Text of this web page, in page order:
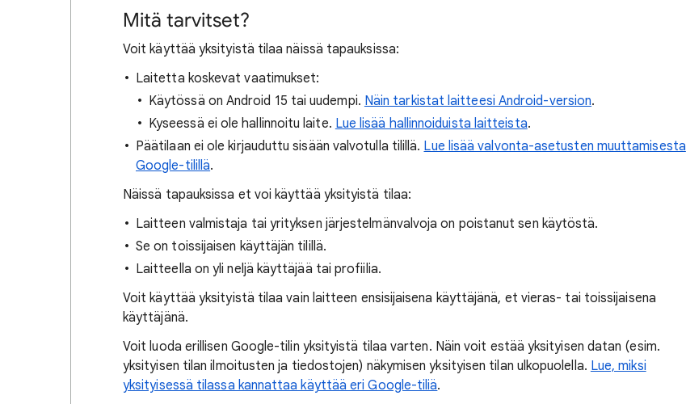
Mitä tarvitset?
Voit käyttää yksityistä tilaa näissä tapauksissa:
Laitetta koskevat vaatimukset:
Käytössä on Android 15 tai uudempi. Näin tarkistat laitteesi Android-version.
Kyseessä ei ole hallinnoitu laite. Lue lisää hallinnoiduista laitteista.
Päätilaan ei ole kirjauduttu sisään valvotulla tilillä. Lue lisää valvonta-asetusten muuttamisesta
Google-tilillä.
Näissä tapauksissa et voi käyttää yksityistä tilaa:
Laitteen valmistaja tai yrityksen järjestelmänvalvoja on poistanut sen käytöstä.
Se on toissijaisen käyttäjän tilillä.
Laitteella on yli neljä käyttäjää tai profiilia.
Voit käyttää yksityistä tilaa vain laitteen ensisijaisena käyttäjänä, et vieras- tai toissijaisena
käyttäjänä.
Voit luoda erillisen Google-tilin yksityistä tilaa varten. Näin voit estää yksityisen datan (esim.
yksityisen tilan ilmoitusten ja tiedostojen) näkymisen yksityisen tilan ulkopuolella. Lue, miksi
yksityisessä tilassa kannattaa käyttää eri Google-tiliä.